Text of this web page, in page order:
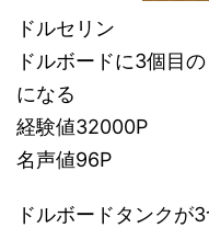
ドルセリン
ドルボードに3個目
になる
経験値32000P
名声値96P
ドルボードタンクが